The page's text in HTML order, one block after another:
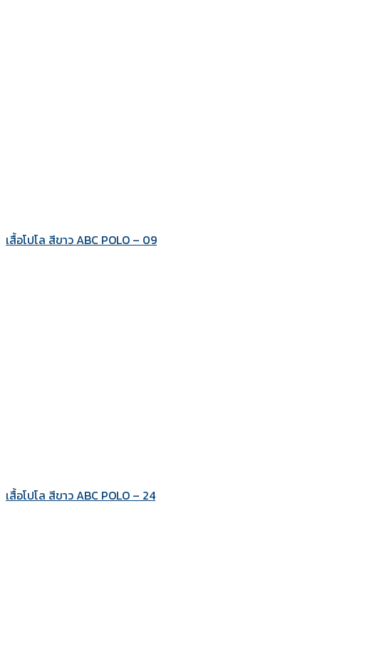
เสื้อโปโล สีขาว ABC POLO – 09
เสื้อโปโล สีขาว ABC POLO – 24